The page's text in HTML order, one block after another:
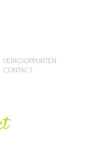
VERKOOPPUNTEN
CONTACT